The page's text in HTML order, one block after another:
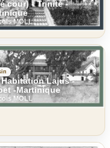
cour) - Trinité -
MOLL
Habitation Lajus -
-Martinique
MOLL